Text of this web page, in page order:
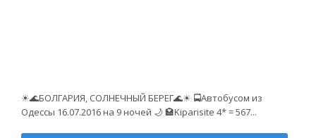
☀🌊БОЛГАРИЯ, СОЛНЕЧНЫЙ БЕРЕГ🌊☀ 🚍Автобусом из
Одессы 16.07.2016 на 9 ночей 🌙 🏩Kiparisite 4* = 567...